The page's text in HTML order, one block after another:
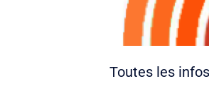
Toutes les